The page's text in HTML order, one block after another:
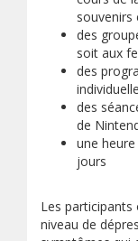
souvenirs
des
soit aux
des
des
de
une
jours
Les
niveau de